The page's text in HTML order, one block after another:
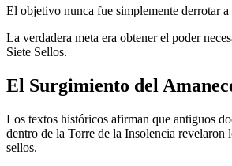
El objetivo nunca fue simplemente derrotar
La verdadera meta era obtener el poder
Siete Sellos.
El Surgimiento del
Los textos históricos afirman que antiguos
dentro de la Torre de la Insolencia revelaron
sellos.